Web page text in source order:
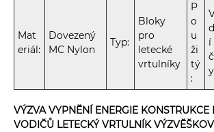
Mat
eriál:
Dovezený
MC Nylon
Typ:
Bloky
pro
letecké
vrtulníky
P
o
u
ži
tý
:
í
y
VÝZVA VYPNĚNÍ ENERGIE KONSTRUKCE
VODIČŮ LETECKÝ VRTULNÍK